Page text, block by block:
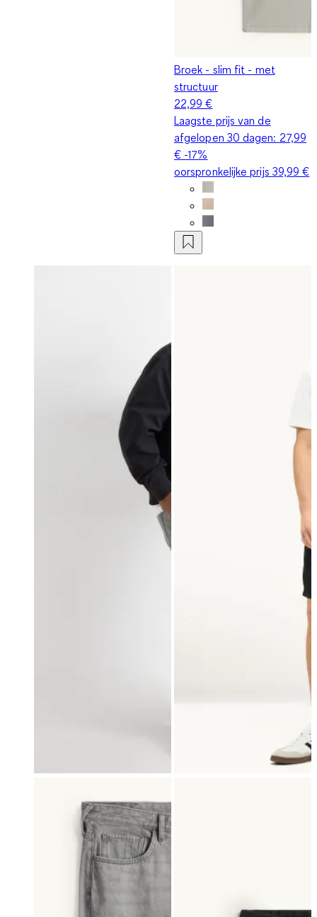
Broek - slim fit - met
structuur
22,99 €
Laagste prijs van de
afgelopen 30 dagen: 27,99
€ -17%
oorspronkelijke prijs 39,99 €